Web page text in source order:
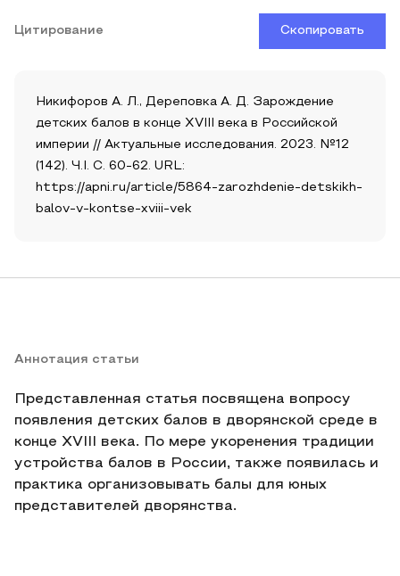
Цитирование Скопировать
Никифоров А. Л., Дереповка А. Д. Зарождение
детских балов в конце XVIII века в Российской
империи // Актуальные исследования. 2023. №12
(142). Ч.I. С. 60-62. URL:
https://apni.ru/article/5864-zarozhdenie-detskikh-
balov-v-kontse-xviii-vek
Аннотация статьи
Представленная статья посвящена вопросу
появления детских балов в дворянской среде в
конце XVIII века. По мере укоренения традиции
устройства балов в России, также появилась и
практика организовывать балы для юных
представителей дворянства.